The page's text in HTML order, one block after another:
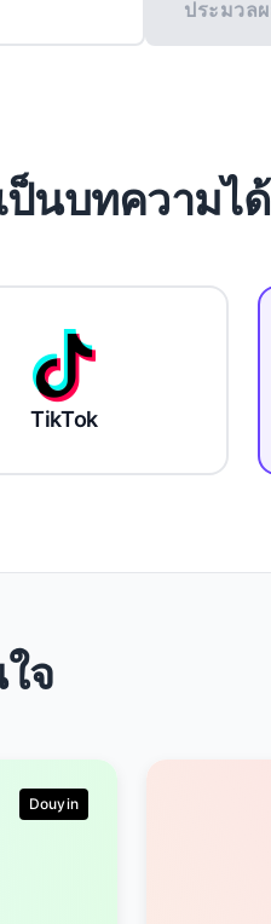
ประมวล
ป็นบทความได้
TikTok
จ
Douyin